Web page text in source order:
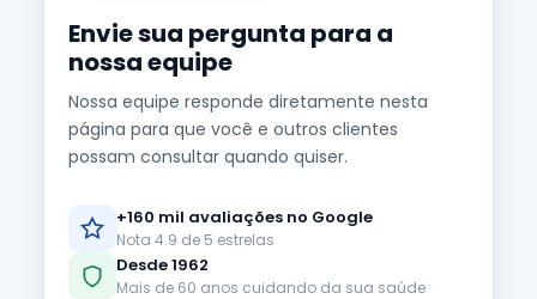
Envie sua pergunta para a
nossa equipe
Nossa equipe responde diretamente nesta
página para que você e outros clientes
possam consultar quando quiser.
+160 mil avaliações no Google
Nota 4.9 de 5 estrelas
Desde 1962
Mais de 60 anos cuidando da sua saúde